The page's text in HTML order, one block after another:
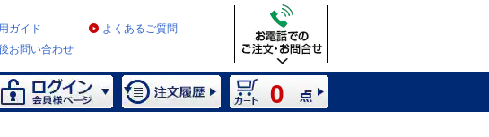
ガイド
よくあるご質問
お問い合わせ
0